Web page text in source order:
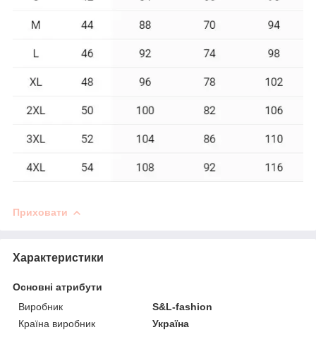
Приховати
Характеристики
Основні атрибути
Виробник
S&L-fashion
Країна виробник
Україна